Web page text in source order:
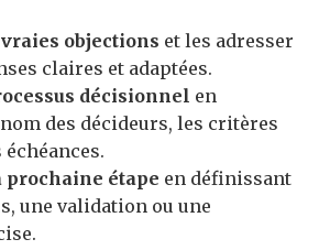
objections et les adresser
claires et adaptées.
décisionnel en
des décideurs, les critères
étape en définissant
une validation ou une